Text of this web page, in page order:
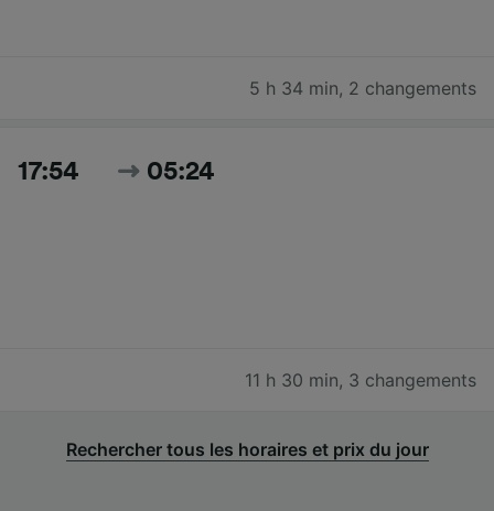
5 h 34 min, 2 changements
17:54 05:24
11 h 30 min, 3 changements
Rechercher tous les horaires et prix du jour